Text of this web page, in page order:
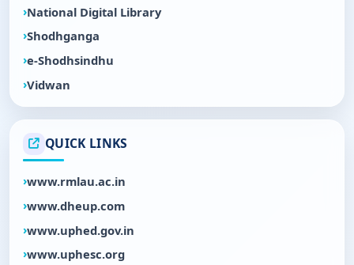
National Digital Library
Shodhganga
e-Shodhsindhu
Vidwan
QUICK LINKS
www.rmlau.ac.in
www.dheup.com
www.uphed.gov.in
www.uphesc.org